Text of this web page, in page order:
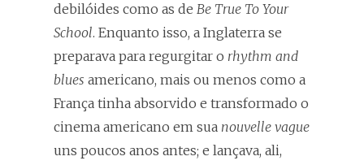
debilóides como as de Be True To Your
School. Enquanto isso, a Inglaterra se
preparava para regurgitar o rhythm and
blues americano, mais ou menos como a
França tinha absorvido e transformado o
cinema americano em sua nouvelle vague
uns poucos anos antes; e lançava, ali,